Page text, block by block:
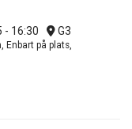
- 16:30 G3
Enbart på plats,